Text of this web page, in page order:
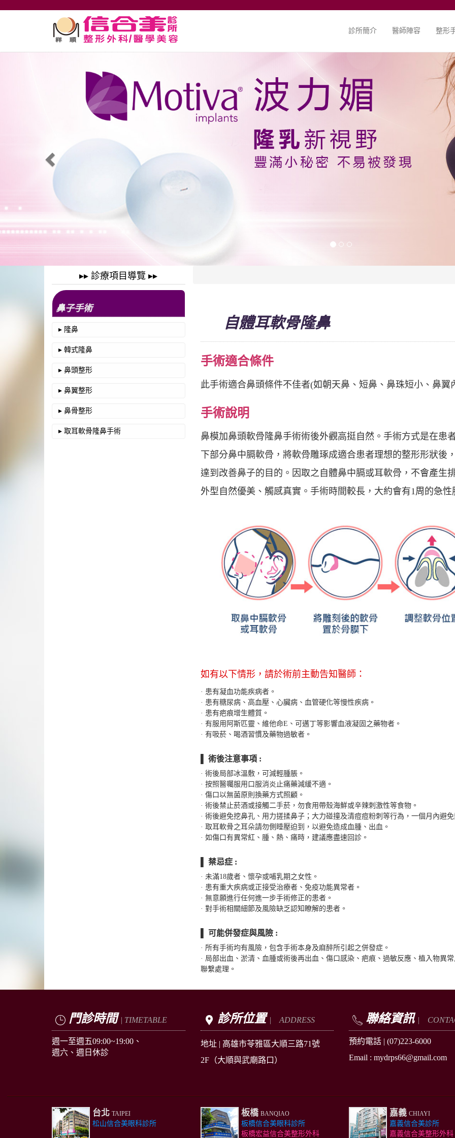
診所簡介 醫師陣容 整形
▸▸ 診療項目導覽 ▸▸
鼻子手術
▸ 隆鼻
▸ 韓式隆鼻
▸ 鼻頭整形
▸ 鼻翼整形
▸ 鼻骨整形
▸ 取耳軟骨隆鼻手術
自體耳軟骨隆鼻
手術適合條件
此手術適合鼻頭條件不佳者(如朝天鼻、短鼻、鼻珠短小、鼻
手術說明
鼻模加鼻頭軟骨隆鼻手術術後外觀高挺自然。手術方式是在患
下部分鼻中膈軟骨，將軟骨雕琢成適合患者理想的整形形狀
達到改善鼻子的目的。因取之自體鼻中膈或耳軟骨，不會產生
外型自然優美、觸感真實。手術時間較長，大約會有1周的急
如有以下情形，請於術前主動告知醫師：
· 患有凝血功能疾病者。
· 患有糖尿病、高血壓、心臟病、血管硬化等慢性疾病。
· 患有疤痕增生體質。
· 有服用阿斯匹靈、維他命E、可邁丁等影響血液凝固之藥物者。
· 有吸菸、喝酒習慣及藥物過敏者。
▌ 術後注意事項 :
· 術後局部冰溫敷，可減輕腫脹。
· 按照醫囑服用口服消炎止痛藥減緩不適。
· 傷口以無菌原則換藥方式照顧。
· 術後禁止菸酒或接觸二手菸，勿食用帶殼海鮮或辛辣刺激性等食物。
· 術後避免挖鼻孔、用力搓揉鼻子；大力碰撞及清痘痘粉刺等行為，一個月內避
· 取耳軟骨之耳朵請勿側睡壓迫到，以避免造成血腫、出血。
· 如傷口有異常紅、腫、熱、痛時，建議應盡速回診。
▌ 禁忌症 :
· 未滿18歲者、懷孕或哺乳期之女性。
· 患有重大疾病或正接受治療者、免疫功能異常者。
· 無意願進行任何進一步手術修正的患者。
· 對手術相關細節及風險缺乏認知瞭解的患者。
▌ 可能併發症與風險 :
· 所有手術均有風險，包含手術本身及麻醉所引起之併發症。
· 局部出血、淤清、血腫或術後再出血、傷口感染、疤痕、過敏反應、植入物異
聯繫處理。
門診時間 | TIMETABLE
週一至週五09:00~19:00、
週六、週日休診
診所位置 | ADDRESS
地址 | 高雄市苓雅區大順三路71號
2F（大順與武廟路口）
聯絡資訊 |
預約電話 | (07)223-6000
Email : mydrps66@gmail.com
台北 TAIPEI
松山信合美眼科診所
板橋 BANQIAO
板橋信合美眼科診所
板橋宏益信合美整形外科
嘉義 CHIAYI
嘉義信合美診所
嘉義信合美整形外科